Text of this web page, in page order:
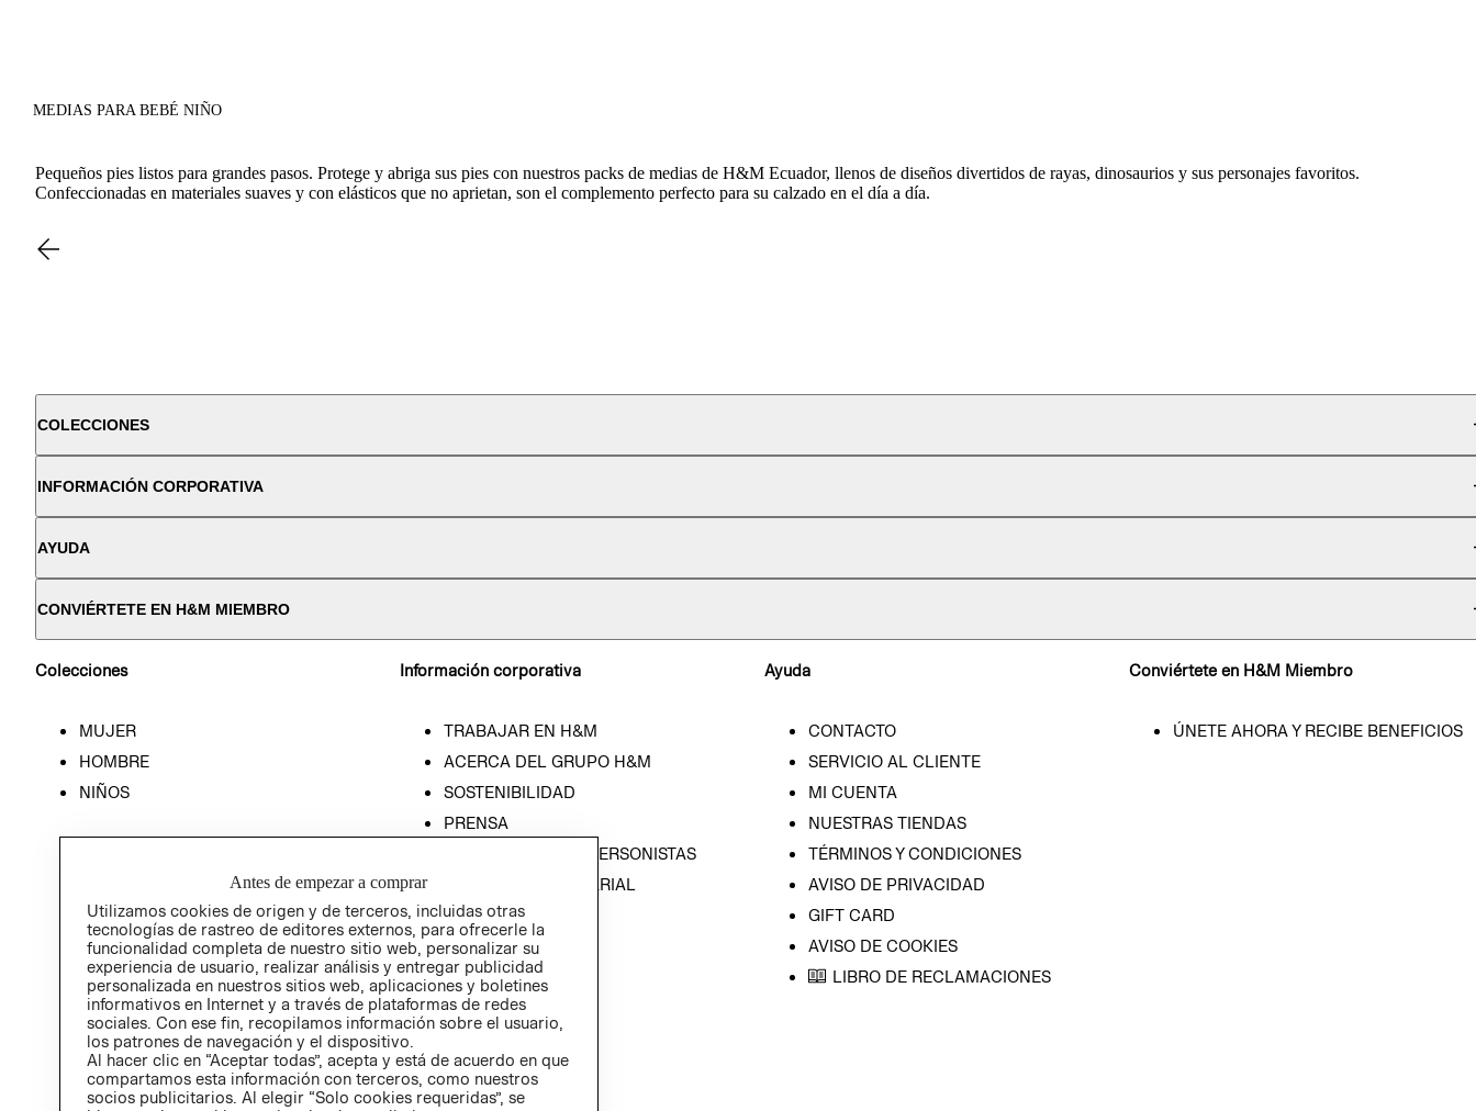
MEDIAS PARA BEBÉ NIÑO
Pequeños pies listos para grandes pasos. Protege y abriga sus pies con nuestros packs de medias de H&M Ecuador, llenos de diseños divertidos de rayas, dinosaurios y sus personajes favoritos.
Confeccionadas en materiales suaves y con elásticos que no aprietan, son el complemento perfecto para su calzado en el día a día.
COLECCIONES
INFORMACIÓN CORPORATIVA
AYUDA
CONVIÉRTETE EN H&M MIEMBRO
Colecciones
MUJER
HOMBRE
NIÑOS
Información corporativa
TRABAJAR EN H&M
ACERCA DEL GRUPO H&M
SOSTENIBILIDAD
PRENSA
RELACIÓN CON INVERSONISTAS
POLÍTICA EMPRESARIAL
Ayuda
CONTACTO
SERVICIO AL CLIENTE
MI CUENTA
NUESTRAS TIENDAS
TÉRMINOS Y CONDICIONES
AVISO DE PRIVACIDAD
GIFT CARD
AVISO DE COOKIES
LIBRO DE RECLAMACIONES
Conviértete en H&M Miembro
ÚNETE AHORA Y RECIBE BENEFICIOS
Antes de empezar a comprar
Utilizamos cookies de origen y de terceros, incluidas otras
tecnologías de rastreo de editores externos, para ofrecerle la
funcionalidad completa de nuestro sitio web, personalizar su
experiencia de usuario, realizar análisis y entregar publicidad
personalizada en nuestros sitios web, aplicaciones y boletines
informativos en Internet y a través de plataformas de redes
sociales. Con ese fin, recopilamos información sobre el usuario,
los patrones de navegación y el dispositivo.
Al hacer clic en “Aceptar todas”, acepta y está de acuerdo en que
compartamos esta información con terceros, como nuestros
socios publicitarios. Al elegir “Solo cookies requeridas”, se